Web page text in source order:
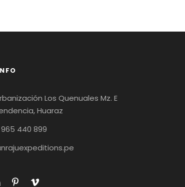
Los Quenuales Mz. E
Huaraz
440 899